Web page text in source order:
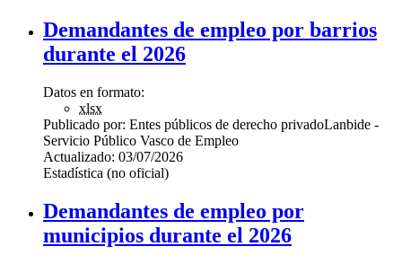
Demandantes de empleo por barrios
durante el 2026
Datos en formato:
xlsx
Publicado por: Entes públicos de derecho privadoLanbide -
Servicio Público Vasco de Empleo
Actualizado: 03/07/2026
Estadística (no oficial)
Demandantes de empleo por
municipios durante el 2026